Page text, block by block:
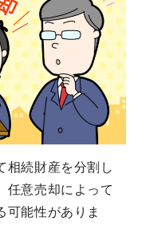
相続財産を分割し
任意売却によって
可能性がありま